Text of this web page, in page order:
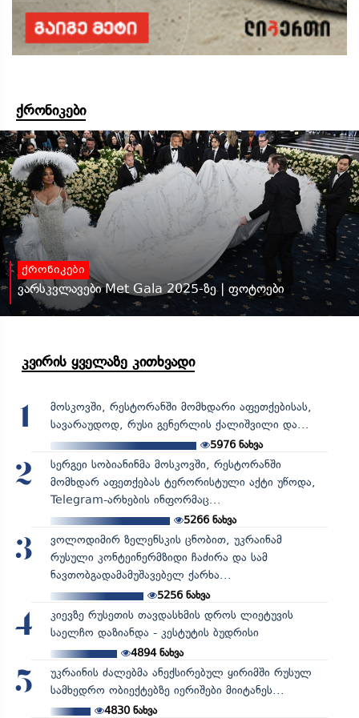
ქრონიკები
ქრონიკები
ვარსკვლავები Met Gala 2025-ზე | ფოტოები
კვირის ყველაზე კითხვადი
1
მოსკოვში, რესტორანში მომხდარი აფეთქებისას,
სავარაუდოდ, რუსი გენერლის ქალიშვილი და...
5976ნახვა
2
სერგეი სობიანინმა მოსკოვში, რესტორანში
მომხდარ აფეთქებას ტერორისტული აქტი უწოდა,
Telegram-არხების ინფორმაც...
5266ნახვა
3
ვოლოდიმირ ზელენსკის ცნობით, უკრაინამ
რუსული კონტეინერმზიდი ჩაძირა და სამ
ნავთობგადამამუშავებელ ქარხა...
5256ნახვა
4
კიევზე რუსეთის თავდასხმის დროს ლიეტუვის
საელჩო დაზიანდა - კესტუტის ბუდრისი
4894ნახვა
5
უკრაინის ძალებმა ანექსირებულ ყირიმში რუსულ
სამხედრო ობიექტებზე იერიშები მიიტანეს...
4830ნახვა